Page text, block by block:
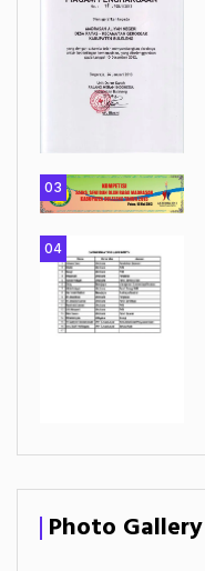
03
04
Photo Gallery